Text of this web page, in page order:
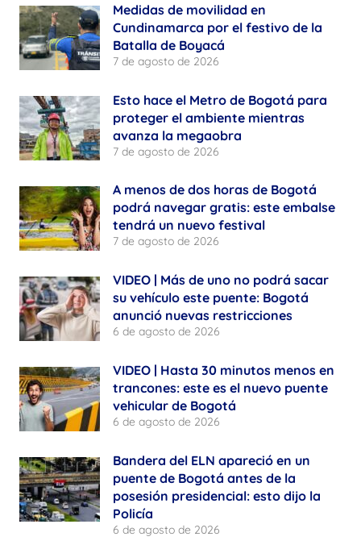
Medidas de movilidad en
Cundinamarca por el festivo de la
Batalla de Boyacá
7 de agosto de 2026
Esto hace el Metro de Bogotá para
proteger el ambiente mientras
avanza la megaobra
7 de agosto de 2026
A menos de dos horas de Bogotá
podrá navegar gratis: este embalse
tendrá un nuevo festival
7 de agosto de 2026
VIDEO | Más de uno no podrá sacar
su vehículo este puente: Bogotá
anunció nuevas restricciones
6 de agosto de 2026
VIDEO | Hasta 30 minutos menos en
trancones: este es el nuevo puente
vehicular de Bogotá
6 de agosto de 2026
Bandera del ELN apareció en un
puente de Bogotá antes de la
posesión presidencial: esto dijo la
Policía
6 de agosto de 2026